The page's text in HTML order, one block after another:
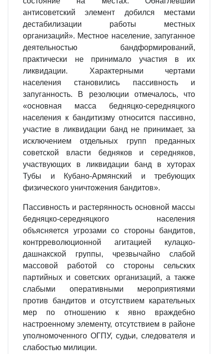
антисоветский элемент добился местами
дестабилизации работы местных
организаций». Местное население, запуганное
деятельностью бандформирований,
практически не принимало участия в их
ликвидации. Характерными чертами
населения становились пассивность и
запуганность. В резолюции отмечалось, что
«основная масса бедняцко-середняцкого
населения к бандитизму относится пассивно,
участие в ликвидации банд не принимает, за
исключением отдельных групп преданных
советской власти бедняков и середняков,
участвующих в ликвидации банд в хуторах
Тубы и Кубано-Армянский и требующих
физического уничтожения бандитов».
Пассивность и растерянность основной массы
бедняцко-середняцкого населения
объясняется угрозами со стороны бандитов,
контрреволюционной агитацией кулацко-
дашнакской группы, чрезвычайно слабой
массовой работой со стороны сельских
партийных и советских организаций, а также
слабыми оперативными мероприятиями
против бандитов и отсутствием карательных
мер по отношению к явно враждебно
настроенному элементу, отсутствием в районе
уполномоченного ОГПУ, судьи, следователя и
слабостью милиции.